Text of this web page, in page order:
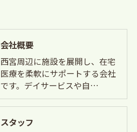
会社概要
西宮周辺に施設を展開し、在宅
医療を柔軟にサポートする会社
です。デイサービスや自…
スタッフ